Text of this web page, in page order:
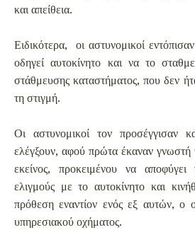
και απείθεια.
Ειδικότερα, οι αστυνομικοί
οδηγεί αυτοκίνητο και να το
στάθμευσης καταστήματος, που δεν
τη στιγμή.
Οι αστυνομικοί τον προσέγγισαν
ελέγξουν, αφού πρώτα έκαναν γνωστή
εκείνος, προκειμένου να
ελιγμούς με το αυτοκίνητο και
πρόθεση εναντίον ενός εξ αυτών, ο
υπηρεσιακού οχήματος.